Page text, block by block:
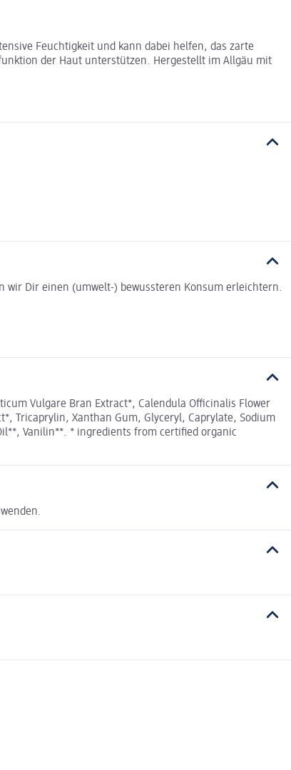
Feuchtigkeit und kann dabei helfen, das zarte
der Haut unterstützen. Hergestellt im Allgäu mit
wir Dir einen (umwelt-) bewussteren Konsum erleichtern.
Vulgare Bran Extract*, Calendula Officinalis Flower
Tricaprylin, Xanthan Gum, Glyceryl, Caprylate, Sodium
Vanilin**. * ingredients from certified organic